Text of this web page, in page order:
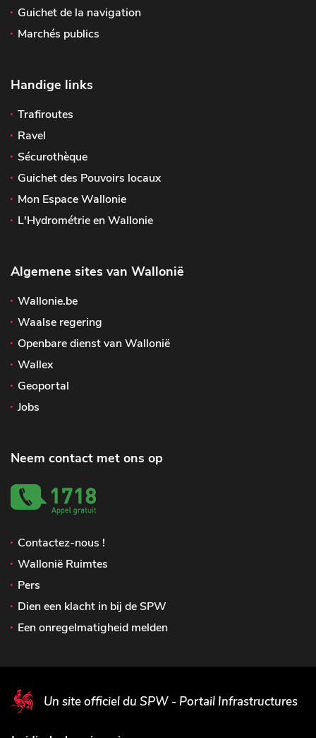
Guichet de la navigation
Marchés publics
Handige links
Trafiroutes
Ravel
Sécurothèque
Guichet des Pouvoirs locaux
Mon Espace Wallonie
L'Hydrométrie en Wallonie
Algemene sites van Wallonië
Wallonie.be
Waalse regering
Openbare dienst van Wallonië
Wallex
Geoportal
Jobs
Neem contact met ons op
Contactez-nous !
Wallonië Ruimtes
Pers
Dien een klacht in bij de SPW
Een onregelmatigheid melden
Un site officiel du SPW - Portail Infrastructures